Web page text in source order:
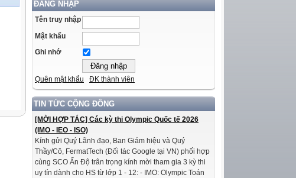
ĐĂNG NHẬP
Tên truy nhập
Mật khẩu
Ghi nhớ
Quên mật khẩu ĐK thành viên
TIN TỨC CỘNG ĐỒNG
[MỜI HỢP TÁC] Các kỳ thi Olympic Quốc tế 2026
(IMO - IEO - ISO)
Kính gửi Quý Lãnh đạo, Ban Giám hiệu và Quý
Thầy/Cô, FermatTech (Đối tác Google tại VN) phối hợp
cùng SCO Ấn Độ trân trọng kính mời tham gia 3 kỳ thi
uy tín dành cho HS từ lớp 1 - 12: - IMO: Olympic Toán